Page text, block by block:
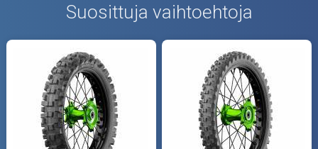
Suosittuja vaihtoehtoja